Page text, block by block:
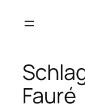
Inhalt
Fauré